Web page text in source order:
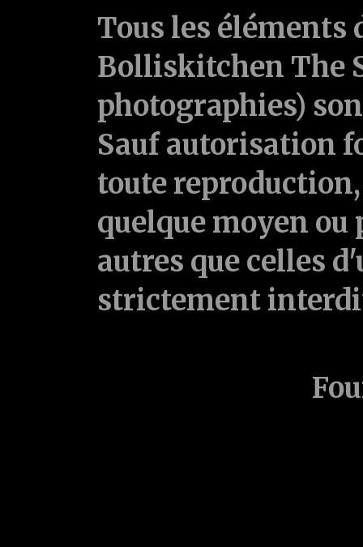
Tous les
Bolliskitchen The
photographies)
Sauf autorisation
toute
quelque moyen ou
autres que celles
strictement